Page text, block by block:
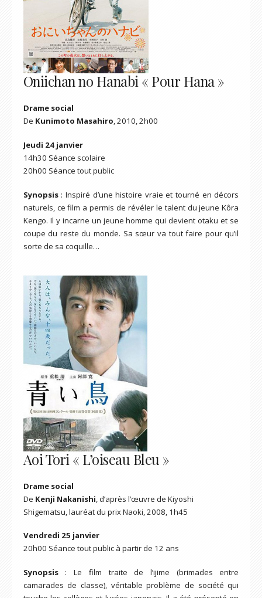
Oniichan no Hanabi « Pour Hana »
Drame social
De Kunimoto Masahiro, 2010, 2h00
Jeudi 24 janvier
14h30 Séance scolaire
20h00 Séance tout public
Synopsis: Inspiré d’une histoire vraie et tourné en décors
naturels, ce film a permis de révéler le talent du jeune Kôra
Kengo. Il y incarne un jeune homme qui devient otaku et se
coupe du reste du monde. Sa sœur va tout faire pour qu’il
sorte de sa coquille…
Aoi Tori « L’oiseau Bleu »
Drame social
De Kenji Nakanishi , d’après l’œuvre de Kiyoshi
Shigematsu, lauréat du prix Naoki, 2008, 1h45
Vendredi 25 janvier
20h00 Séance tout public à partir de 12 ans
Synopsis: Le film traite de l’ijime (brimades entre
camarades de classe), véritable problème de société qui